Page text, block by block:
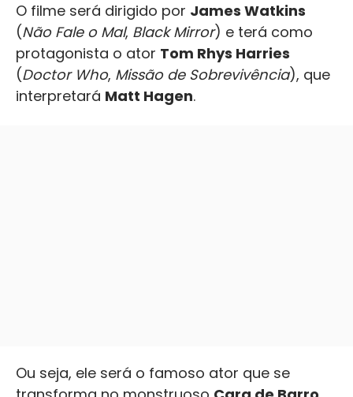
O filme será dirigido por James Watkins
(Não Fale o Mal, Black Mirror) e terá como
protagonista o ator Tom Rhys Harries
(Doctor Who, Missão de Sobrevivência), que
interpretará Matt Hagen.
Ou seja, ele será o famoso ator que se